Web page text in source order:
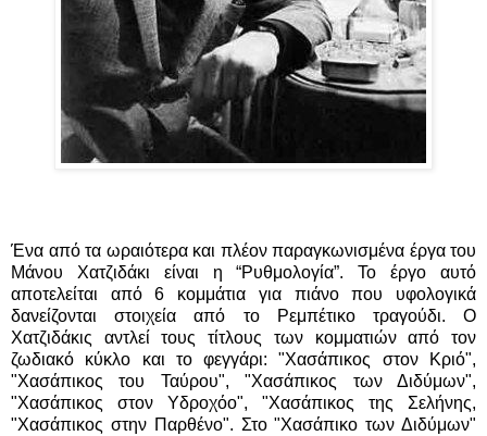
Ένα από τα ωραιότερα και πλέον παραγκωνισμένα έργα του
Μάνου Χατζιδάκι είναι η “Ρυθμολογία”. Το έργο αυτό
αποτελείται από 6 κομμάτια για πιάνο που υφολογικά
δανείζονται στοιχεία από το Ρεμπέτικο τραγούδι. Ο
Χατζιδάκις αντλεί τους τίτλους των κομματιών από τον
ζωδιακό κύκλο και το φεγγάρι: "Χασάπικος στον Κριό",
"Χασάπικος του Ταύρου", "Χασάπικος των Διδύμων",
"Χασάπικος στον Υδροχόο", "Χασάπικος της Σελήνης,
"Χασάπικος στην Παρθένο". Στο "Χασάπικο των Διδύμων"